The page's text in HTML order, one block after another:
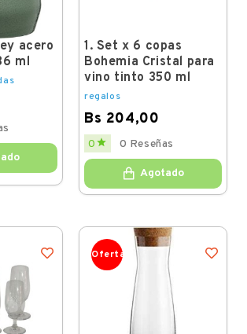
acero
ml
1. Set x 6 copas
Bohemia Cristal para
vino tinto 350 ml
regalos
Bs 204,00
Price
0  0 Reseñas
Agotado
Oferta